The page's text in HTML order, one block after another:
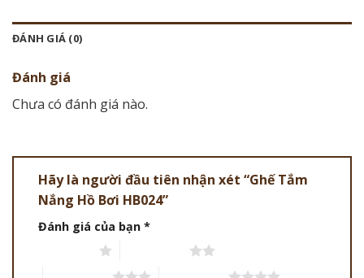
ĐÁNH GIÁ (0)
Đánh giá
Chưa có đánh giá nào.
Hãy là người đầu tiên nhận xét “Ghế Tắm
Nắng Hồ Bơi HB024”
Đánh giá của bạn *